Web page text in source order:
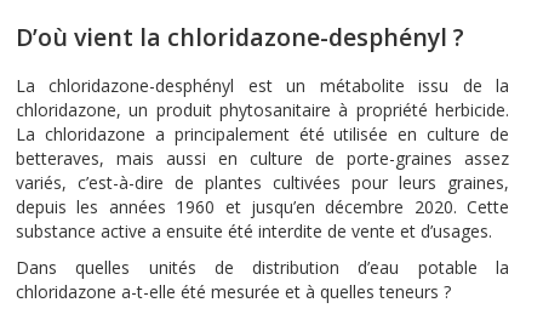
D’où vient la chloridazone-desphényl ?
La chloridazone-desphényl est un métabolite issu de la
chloridazone, un produit phytosanitaire à propriété herbicide.
La chloridazone a principalement été utilisée en culture de
betteraves, mais aussi en culture de porte-graines assez
variés, c’est-à-dire de plantes cultivées pour leurs graines,
depuis les années 1960 et jusqu’en décembre 2020. Cette
substance active a ensuite été interdite de vente et d’usages.
Dans quelles unités de distribution d’eau potable la
chloridazone a-t-elle été mesurée et à quelles teneurs ?